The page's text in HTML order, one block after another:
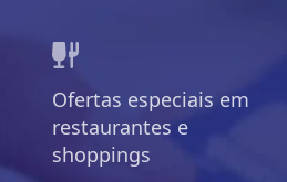
Ofertas especiais em
restaurantes e
shoppings